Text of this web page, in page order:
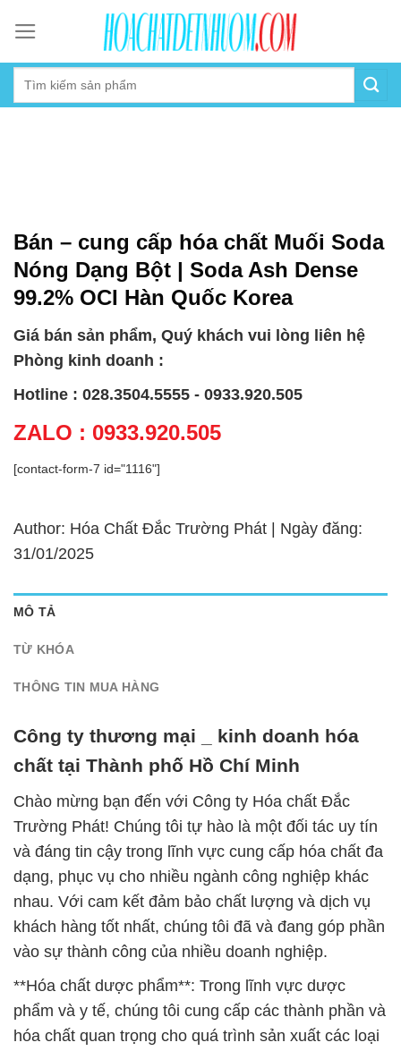
content
Bán – cung cấp hóa chất Muối Soda
Nóng Dạng Bột | Soda Ash Dense
99.2% OCI Hàn Quốc Korea
Giá bán sản phẩm, Quý khách vui lòng liên hệ
Phòng kinh doanh :
Hotline : 028.3504.5555 - 0933.920.505
ZALO : 0933.920.505
[contact-form-7 id="1116"]
Author: Hóa Chất Đắc Trường Phát | Ngày đăng:
31/01/2025
MÔ TẢ
TỪ KHÓA
THÔNG TIN MUA HÀNG
Công ty thương mại _ kinh doanh hóa
chất tại Thành phố Hồ Chí Minh
Chào mừng bạn đến với Công ty Hóa chất Đắc
Trường Phát! Chúng tôi tự hào là một đối tác uy tín
và đáng tin cậy trong lĩnh vực cung cấp hóa chất đa
dạng, phục vụ cho nhiều ngành công nghiệp khác
nhau. Với cam kết đảm bảo chất lượng và dịch vụ
khách hàng tốt nhất, chúng tôi đã và đang góp phần
vào sự thành công của nhiều doanh nghiệp.
**Hóa chất dược phẩm**: Trong lĩnh vực dược
phẩm và y tế, chúng tôi cung cấp các thành phần và
hóa chất quan trọng cho quá trình sản xuất các loại